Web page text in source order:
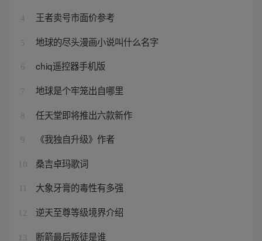
4 王者卖号市面价参考
5 地球的尽头漫画小说叫什么名字
6 chiq遥控器手机版
7 地球是个牢笼出自哪里
8 任天堂即将推出六款新作
9 《我独自升级》作者
10 桑吉卓玛歌词
大象牙膏的毒性有多强
12 逆天至尊等级境界介绍
13 断箭最后叛徒是谁